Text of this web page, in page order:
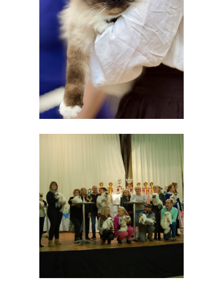
EXPOS ET EVENEMENTS
Spéciale SBI : les
10 ans de notre
Club à Ste Colombe
le 10 mai 2025
EXPOS ET EVENEMENTS
Bordeaux